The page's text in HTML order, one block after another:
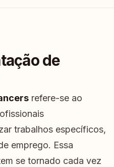
de
refere-se ao
trabalhos específicos,
emprego. Essa
se tornado cada vez